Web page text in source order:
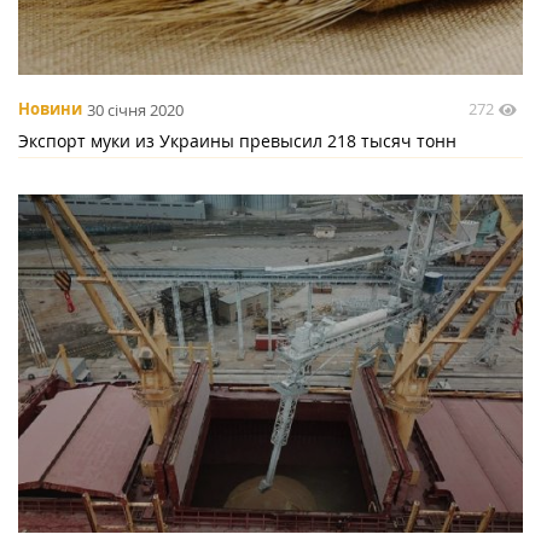
Новини 30 січня 2020 272
Экспорт муки из Украины превысил 218 тысяч тонн